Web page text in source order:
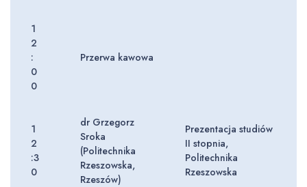
1
2
:
0
0
Przerwa kawowa
1
2
:3
0
dr Grzegorz
Sroka
(Politechnika
Rzeszowska,
Rzeszów)
Prezentacja studiów
II stopnia,
Politechnika
Rzeszowska